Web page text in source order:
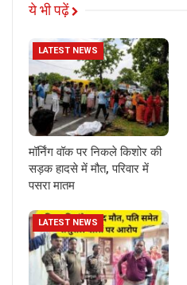
ये भी पढ़ें
LATEST NEWS
मॉर्निंग वॉक पर निकले किशोर की
सड़क हादसे में मौत, परिवार में
पसरा मातम
LATEST NEWS